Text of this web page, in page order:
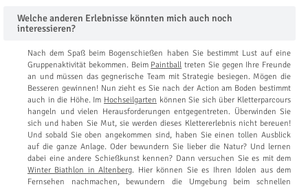
Welche anderen Erlebnisse könnten mich auch noch
interessieren?
Nach dem Spaß beim Bogenschießen haben Sie bestimmt Lust auf eine
Gruppenaktivität bekommen. Beim Paintball treten Sie gegen Ihre Freunde
an und müssen das gegnerische Team mit Strategie besiegen. Mögen die
Besseren gewinnen! Nun zieht es Sie nach der Action am Boden bestimmt
auch in die Höhe. Im Hochseilgarten können Sie sich über Kletterparcours
hangeln und vielen Herausforderungen entgegentreten. Überwinden Sie
sich und haben Sie Mut, sie werden dieses Klettererlebnis nicht bereuen!
Und sobald Sie oben angekommen sind, haben Sie einen tollen Ausblick
auf die ganze Anlage. Oder bewundern Sie lieber die Natur? Und lernen
dabei eine andere Schießkunst kennen? Dann versuchen Sie es mit dem
Winter Biathlon in Altenberg. Hier können Sie es Ihren Idolen aus dem
Fernsehen nachmachen, bewundern die Umgebung beim schnellen